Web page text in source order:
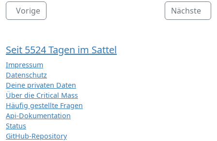
Vorige Nächste
Seit 5524 Tagen im Sattel
Impressum
Datenschutz
Deine privaten Daten
Über die Critical Mass
Häufig gestellte Fragen
Api-Dokumentation
Status
GitHub-Repository